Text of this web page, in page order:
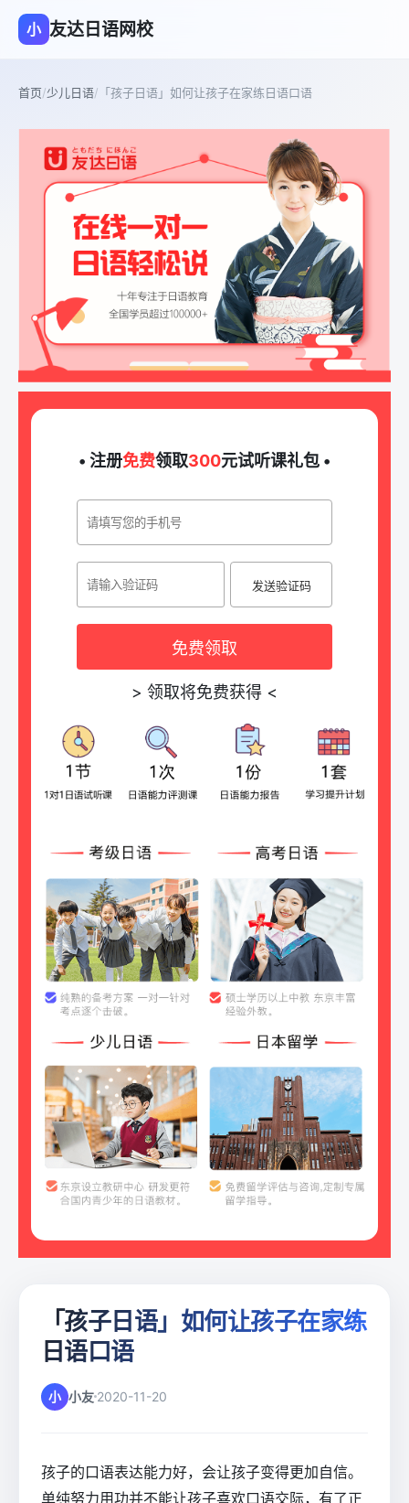
小 友达日语网校
首页/少儿日语/ 「孩子日语」如何让孩子在家练日语口语
• 注册免费领取300元试听课礼包 •
发送验证码
免费领取
> 领取将免费获得 <
「孩子日语」如何让孩子在家练
日语口语
小 小友 2020-11-20
孩子的口语表达能力好，会让孩子变得更加自信。
单纯努力用功并不能让孩子喜欢口语交际，有了正